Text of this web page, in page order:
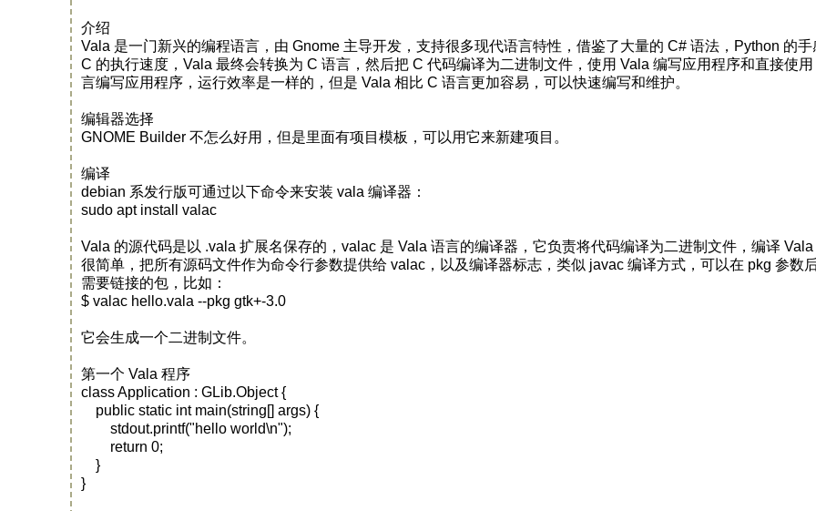
介绍
Vala 是一门新兴的编程语言，由 Gnome 主导开发，支持很多现代语言特性，借鉴了大量的 C# 语法，Python 的手
C 的执行速度，Vala 最终会转换为 C 语言，然后把 C 代码编译为二进制文件，使用 Vala 编写应用程序和直接使
言编写应用程序，运行效率是一样的，但是 Vala 相比 C 语言更加容易，可以快速编写和维护。
编辑器选择
GNOME Builder 不怎么好用，但是里面有项目模板，可以用它来新建项目。
编译
debian 系发行版可通过以下命令来安装 vala 编译器：
sudo apt install valac
Vala 的源代码是以 .vala 扩展名保存的，valac 是 Vala 语言的编译器，它负责将代码编译为二进制文件，编译
很简单，把所有源码文件作为命令行参数提供给 valac，以及编译器标志，类似 javac 编译方式，可以在 pkg 参数
需要链接的包，比如：
$ valac hello.vala --pkg gtk+-3.0
它会生成一个二进制文件。
第一个 Vala 程序
class Application : GLib.Object {
public static int main(string[] args) {
stdout.printf("hello world\n");
return 0;
}
}